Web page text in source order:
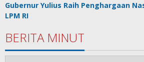
Gubernur Yulius Raih Penghargaan
LPM RI
BERITA MINUT